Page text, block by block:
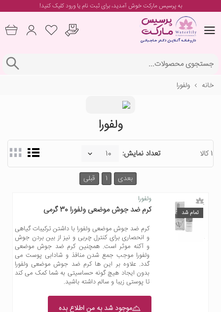
به پرسیس مارکت خوش آمدید، برایثبت نام یا ورودکلیک کنید!
خانه ولفورا
ولفورا
1 کالا تعداد نمایش:
قبلی 1 بعدی
تمام شد
ولفورا
کرم ضد جوش موضعی ولفورا 30 گرمی
کرم ضد جوش موضعی ولفورا با داشتن ترکیبات گیاهی
و انحصاری برای کنترل چربی و نیز از بین بردن جوش
و آکنه موثر است. همچنین کرم ضد جوش موضعی
ولفورا موجب جمع شدن منافذ و شادابی پوست می
گدد. علاوه بر این ها کرم ضد جوش موضعی ولفورا
بدون ایجاد هیچ گونه حساسیتی به شما کمک می کند
تا پوستی زیبا و سالم داشته باشید.
موجود شد به من اطلاع بده